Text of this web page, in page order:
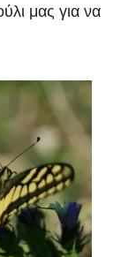
μας για να